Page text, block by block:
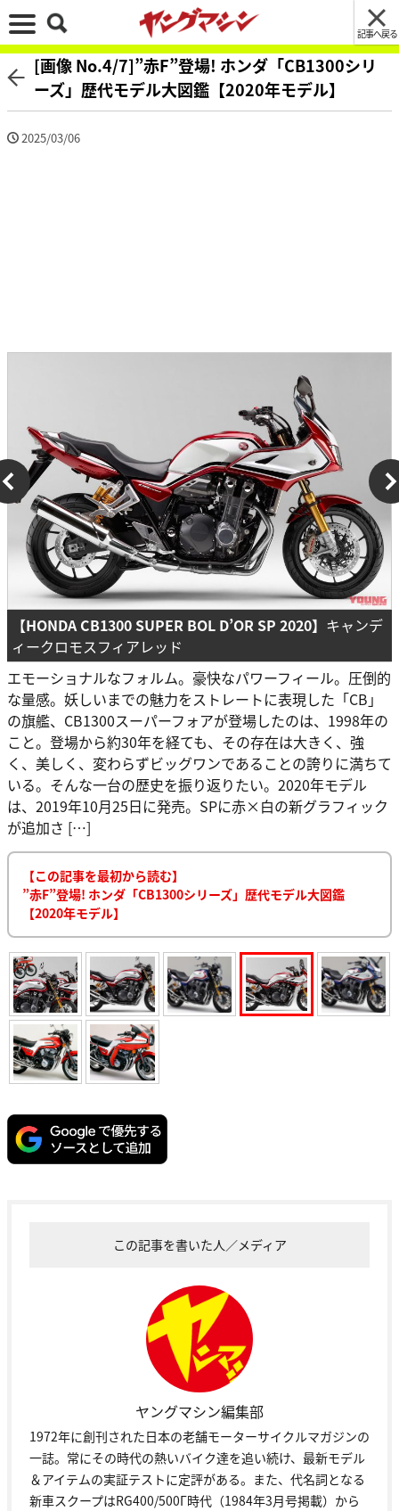
記事へ戻る
[画像 No.4/7]”赤F”登場! ホンダ「CB1300シリ
ーズ」歴代モデル大図鑑【2020年モデル】
2025/03/06
【HONDA CB1300 SUPER BOL D’OR SP 2020】 キャンデ
ィークロモスフィアレッド
エモーショナルなフォルム。豪快なパワーフィール。圧倒的
な量感。妖しいまでの魅力をストレートに表現した「CB」
の旗艦、CB1300スーパーフォアが登場したのは、1998年の
こと。登場から約30年を経ても、その存在は大きく、強
く、美しく、変わらずビッグワンであることの誇りに満ちて
いる。そんな一台の歴史を振り返りたい。2020年モデル
は、2019年10月25日に発売。SPに赤×白の新グラフィック
が追加さ […]
【この記事を最初から読む】
”赤F”登場! ホンダ「CB1300シリーズ」歴代モデル大図鑑
【2020年モデル】
この記事を書いた人／メディア
ヤングマシン編集部
1972年に創刊された日本の老舗モーターサイクルマガジンの
一誌。常にその時代の熱いバイク達を追い続け、最新モデル
＆アイテムの実証テストに定評がある。また、代名詞となる
新車スクープはRG400/500Γ時代（1984年3月号掲載）から